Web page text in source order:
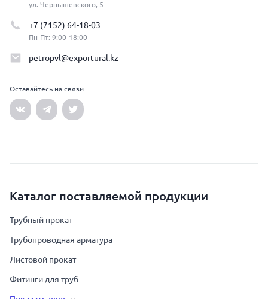
ул. Чернышевского, 5
+7 (7152) 64-18-03
Пн-Пт: 9:00-18:00
petropvl@exportural.kz
Оставайтесь на связи
Каталог поставляемой продукции
Трубный прокат
Трубопроводная арматура
Листовой прокат
Фитинги для труб